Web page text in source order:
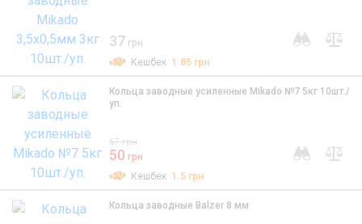
37 грн
Кешбек 1.85 грн
Кольца заводные усиленные Mikado №7 5кг 10шт./
уп.
67 грн
50 грн
Кешбек 1.5 грн
Кольца заводные Balzer 8 мм